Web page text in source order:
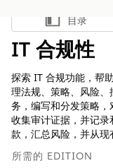
显示目录
目录
IT 合规性
探索 IT 合规功能，帮
理法规、策略、风险
务，编写和分发策略，
收集审计证据，并记
款，汇总风险，并从现
所需的 EDITION